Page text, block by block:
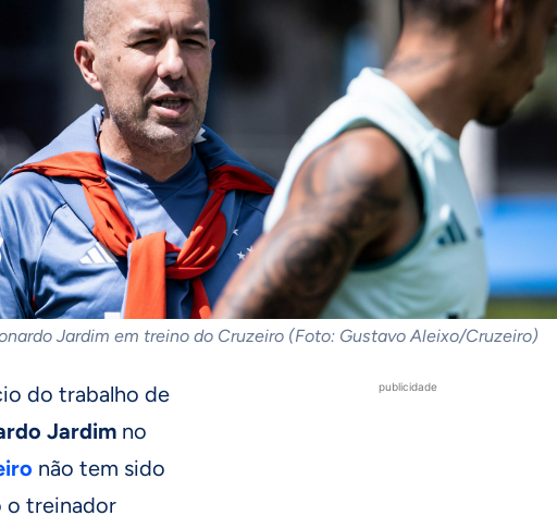
Jardim em treino do Cruzeiro (Foto: Gustavo Aleixo/Cruzeiro)
publicidade
do trabalho de
Jardim no
não tem sido
o treinador